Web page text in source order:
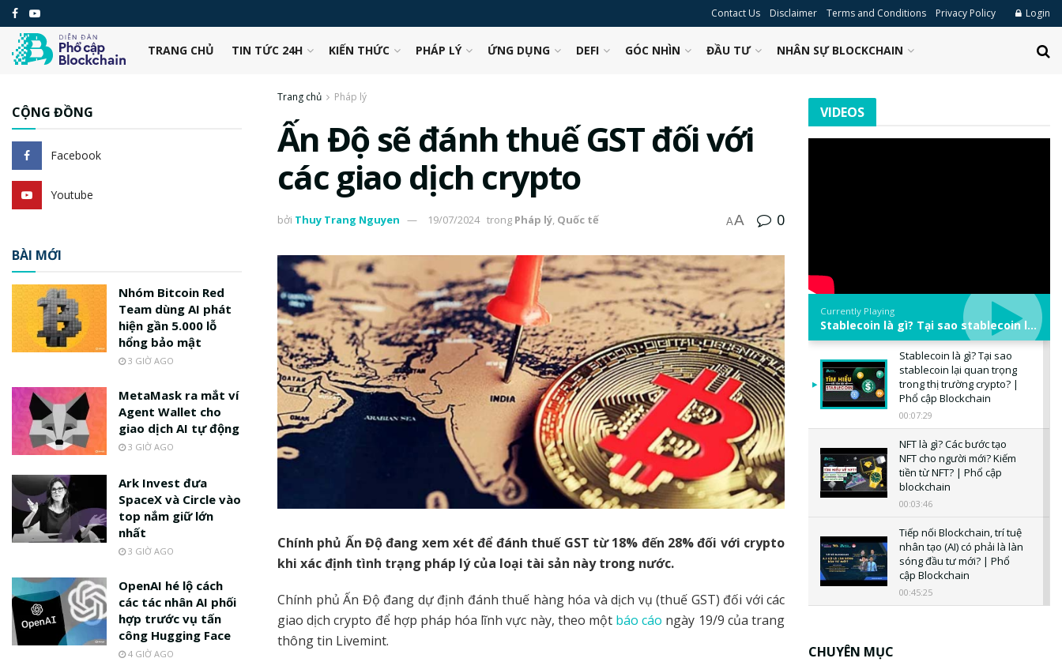
Contact Us Disclaimer Terms and Conditions Privacy Policy Login
TRANG CHỦ TIN TỨC 24H KIẾN THỨC PHÁP LÝ ỨNG DỤNG DEFI GÓC NHÌN ĐẦU TƯ NHÂN SỰ BLOCKCHAIN
Trang chủ Pháp lý
Ấn Độ sẽ đánh thuế GST đối với
các giao dịch crypto
bởi Thuy Trang Nguyen 19/07/2024 trong Pháp lý, Quốc tế AA 0
Chính phủ Ấn Độ đang xem xét để đánh thuế GST từ 18% đến 28% đối với crypto
khi xác định tình trạng pháp lý của loại tài sản này trong nước.
Chính phủ Ấn Độ đang dự định đánh thuế hàng hóa và dịch vụ (thuế GST) đối với các
giao dịch crypto để hợp pháp hóa lĩnh vực này, theo một báo cáo ngày 19/9 của trang
thông tin Livemint.
CỘNG ĐỒNG
Facebook
Youtube
BÀI MỚI
Nhóm Bitcoin Red
Team dùng AI phát
hiện gần 5.000 lỗ
hổng bảo mật
3 GIỜ AGO
MetaMask ra mắt ví
Agent Wallet cho
giao dịch AI tự động
3 GIỜ AGO
Ark Invest đưa
SpaceX và Circle vào
top nắm giữ lớn
nhất
3 GIỜ AGO
OpenAI hé lộ cách
các tác nhân AI phối
hợp trước vụ tấn
công Hugging Face
4 GIỜ AGO
VIDEOS
Currently Playing
Stablecoin là gì? Tại sao stablecoin lại quan trọng trong thị trường crypto? | Phổ cập Blockchain
Stablecoin là gì? Tại sao
stablecoin lại quan trọng
trong thị trường crypto? |
Phổ cập Blockchain
00:07:29
NFT là gì? Các bước tạo
NFT cho người mới? Kiếm
tiền từ NFT? | Phổ cập
blockchain
00:03:46
Tiếp nối Blockchain, trí tuệ
nhân tạo (AI) có phải là làn
sóng đầu tư mới? | Phổ
cập Blockchain
00:45:25
CHUYÊN MỤC